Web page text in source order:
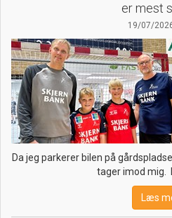
er mest
19/07/
Da jeg parkerer bilen på
tager imod mig.
Læs